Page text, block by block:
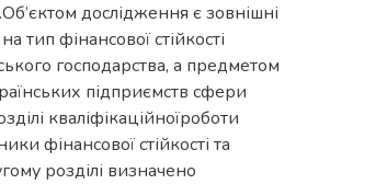
дослідження є зовнішні
тип фінансової стійкості
господарства, а предметом
підприємств сфери
кваліфікаційноїроботи
фінансової стійкості та
розділі визначено